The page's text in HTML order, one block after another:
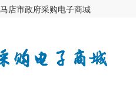
店市政府采购电子商城